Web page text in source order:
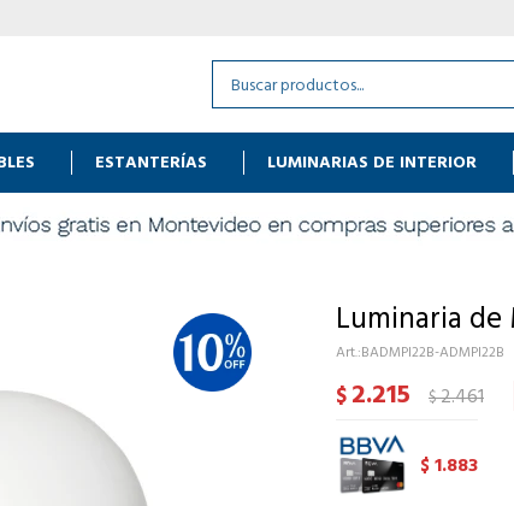
ESTANTERÍAS LUMINARIAS DE INTERIOR
Luminaria de
BADMPI22B-ADMPI22B
$2.215 $2.461
$1.883